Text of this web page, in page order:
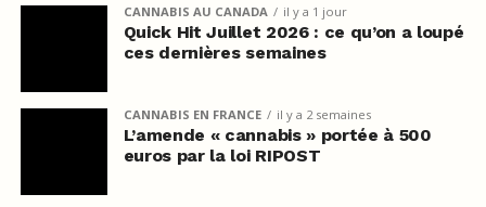
CANNABIS AU CANADA il y a 1 jour
Quick Hit Juillet 2026 : ce qu’on a loupé
ces dernières semaines
CANNABIS EN FRANCE il y a 2 semaines
L’amende « cannabis » portée à 500
euros par la loi RIPOST